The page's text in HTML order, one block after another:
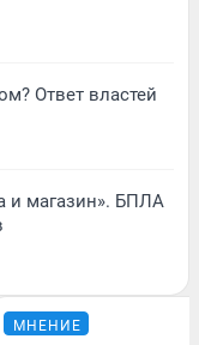
Ответ властей
и магазин». БПЛА
МНЕНИЕ